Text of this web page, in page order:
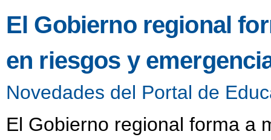
El Gobierno regional
en riesgos y
Novedades del Portal de
El Gobierno regional forma a